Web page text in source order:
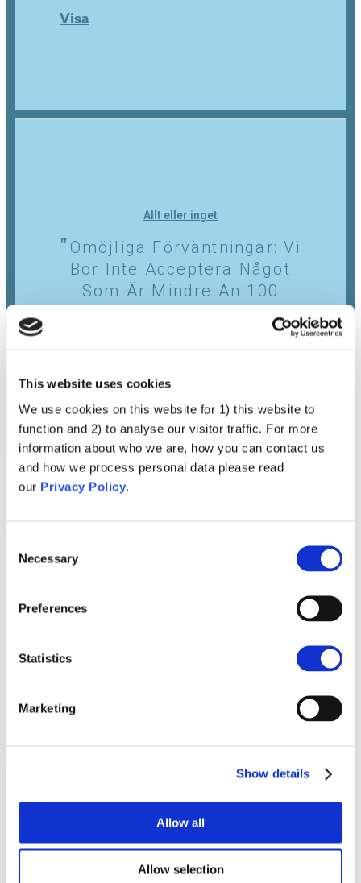
This website uses cookies
We use cookies on this website for 1) this website to
function and 2) to analyse our visitor traffic. For more
information about who we are, how you can contact us
and how we process personal data please read
our Privacy Policy.
Selection
Necessary
Preferences
Statistics
Marketing
Show details
Allow all
Allow selection
Visa
Allt eller inget
Omöjliga Förväntningar: Vi
Bör Inte Acceptera Något
Som Är Mindre Än 100